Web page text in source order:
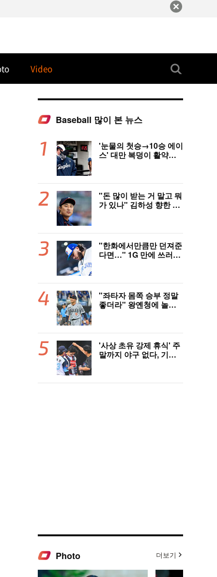
Video
Baseball 많이 본 뉴스
'눈물의 첫승→10승 에이
스' 대만 복덩이 활약에
"돈 많이 받는 거 말고 뭐
가 있나" 김하성 향한 현
판
"한화에서만큼만 던져준
다면…" 1G 만에 쓰러진
"좌타자 몸쪽 승부 정말
좋더라" 왕옌청에 놀란
위 좋아지고 안정감 생겼
다" [오!쎈 대구]
'사상 초유 강제 휴식' 주
말까지 야구 없다, 기록
시 개시 [공식발표]
Photo 더보기